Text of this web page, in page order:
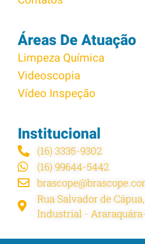
Áreas De Atuação
Limpeza Química
Videoscopia
Vídeo Inspeção
Institucional
(16) 3335-9302
(16) 99644-5442
Rua Salvador de
Industrial -